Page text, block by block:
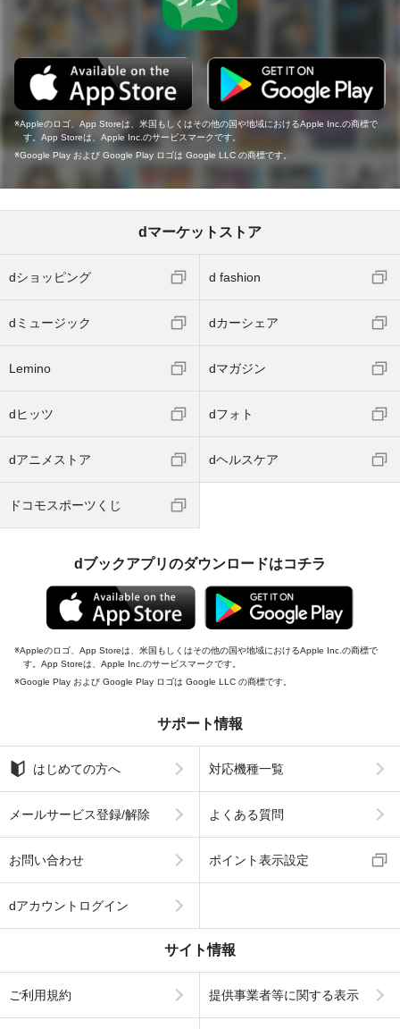
Appleのロゴ、App Storeは、米国もしくはその他の国や地域におけるApple Inc.の商標で
す。App Storeは、Apple Inc.のサービスマークです。
Google Play および Google Play ロゴは Google LLC の商標です。
dマーケットストア
dショッピング d fashion
dミュージック dカーシェア
Lemino dマガジン
dヒッツ dフォト
dアニメストア dヘルスケア
ドコモスポーツくじ
dブックアプリのダウンロードはコチラ
Appleのロゴ、App Storeは、米国もしくはその他の国や地域におけるApple Inc.の商標で
す。App Storeは、Apple Inc.のサービスマークです。
Google Play および Google Play ロゴは Google LLC の商標です。
サポート情報
はじめての方へ 対応機種一覧
メールサービス登録/解除 よくある質問
お問い合わせ ポイント表示設定
dアカウントログイン
サイト情報
ご利用規約 提供事業者等に関する表示